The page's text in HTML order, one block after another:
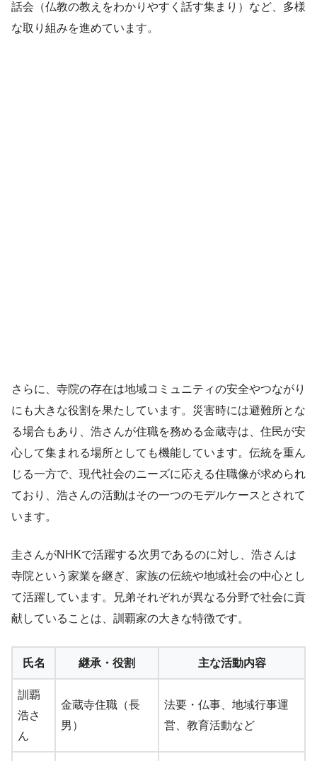
話会（仏教の教えをわかりやすく話す集まり）など、多様
な取り組みを進めています。
さらに、寺院の存在は地域コミュニティの安全やつながり
にも大きな役割を果たしています。災害時には避難所とな
る場合もあり、浩さんが住職を務める金蔵寺は、住民が安
心して集まれる場所としても機能しています。伝統を重ん
じる一方で、現代社会のニーズに応える住職像が求められ
ており、浩さんの活動はその一つのモデルケースとされて
います。
圭さんがNHKで活躍する次男であるのに対し、浩さんは
寺院という家業を継ぎ、家族の伝統や地域社会の中心とし
て活躍しています。兄弟それぞれが異なる分野で社会に貢
献していることは、訓覇家の大きな特徴です。
氏名 継承・役割 主な活動内容
訓覇
浩さ
ん
金蔵寺住職（長
男）
法要・仏事、地域行事運
営、教育活動など